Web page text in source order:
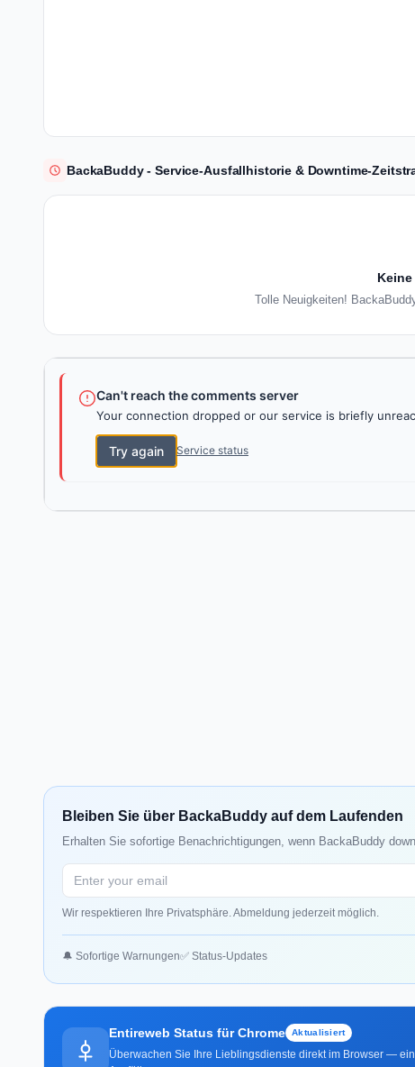
BackaBuddy - Service-Ausfallhistorie & Downtime-
Tolle Neuigkeiten!
Can't reach the comments server
Your connection dropped or our service is briefly
Try again Service status
Bleiben Sie über BackaBuddy auf dem Laufenden
Erhalten Sie sofortige Benachrichtigungen, wenn BackaBuddy
Wir respektieren Ihre Privatsphäre. Abmeldung jederzeit möglich.
🔔 Sofortige Warnungen✅ Status-Updates
Entireweb Status für Chrome Aktualisiert
Überwachen Sie Ihre Lieblingsdienste direkt im Browser —